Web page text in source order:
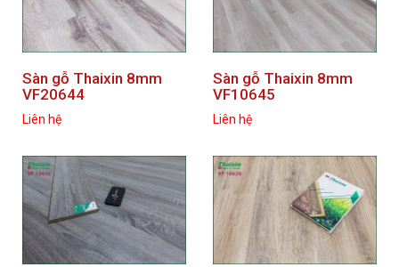
Sàn gỗ Thaixin 8mm
VF20644
Liên hệ
Sàn gỗ Thaixin 8mm
VF10645
Liên hệ